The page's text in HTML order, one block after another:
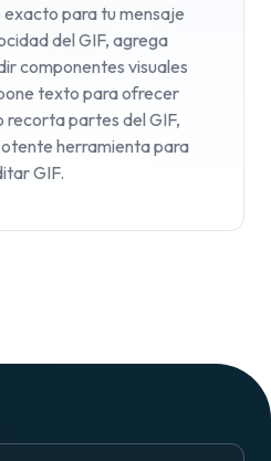
para tu mensaje
del GIF, agrega
componentes visuales
texto para ofrecer
recorta partes del GIF,
herramienta para
GIF.